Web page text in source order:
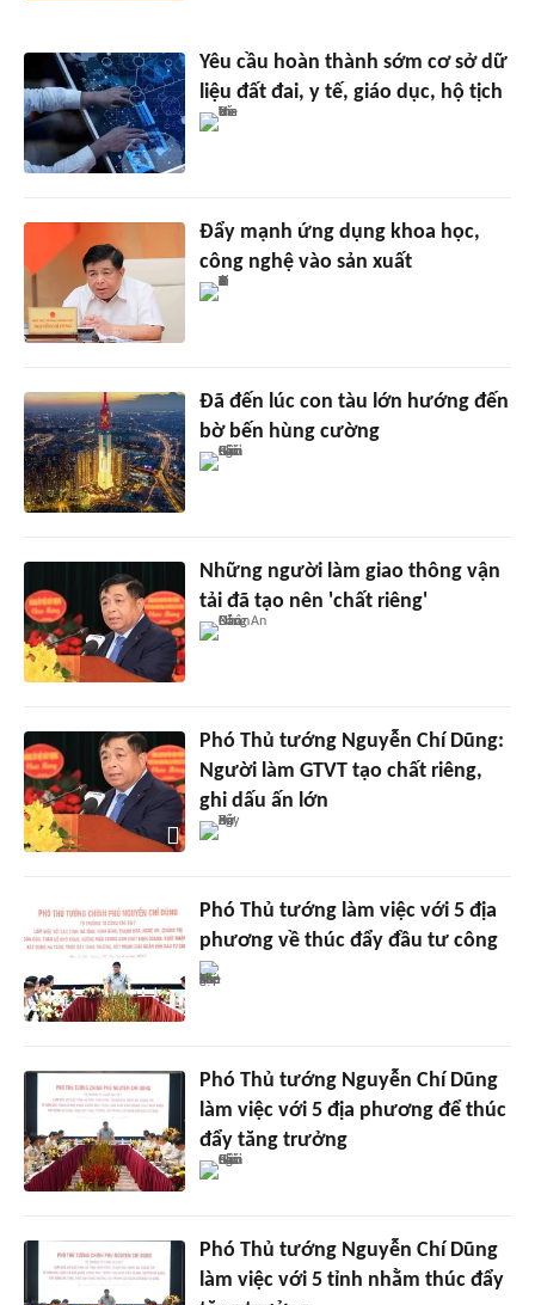
Yêu cầu hoàn thành sớm cơ sở dữ
liệu đất đai, y tế, giáo dục, hộ tịch
Đẩy mạnh ứng dụng khoa học,
công nghệ vào sản xuất
Đã đến lúc con tàu lớn hướng đến
bờ bến hùng cường
Những người làm giao thông vận
tải đã tạo nên 'chất riêng'
Phó Thủ tướng Nguyễn Chí Dũng:
Người làm GTVT tạo chất riêng,
ghi dấu ấn lớn
Phó Thủ tướng làm việc với 5 địa
phương về thúc đẩy đầu tư công
Phó Thủ tướng Nguyễn Chí Dũng
làm việc với 5 địa phương để thúc
đẩy tăng trưởng
Phó Thủ tướng Nguyễn Chí Dũng
làm việc với 5 tỉnh nhằm thúc đẩy